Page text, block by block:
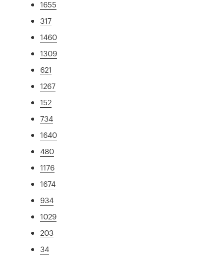
1655
317
1460
1309
621
1267
152
734
1640
480
1176
1674
934
1029
203
34